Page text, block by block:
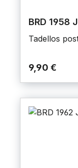
BRD 1958
Tadellos
9,90 €